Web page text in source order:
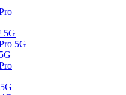
5G
5G